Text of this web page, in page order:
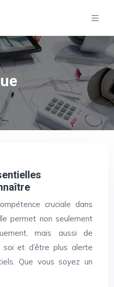
cruciale dans
permet non seulement
mais aussi de
et d’être plus alerte
Que vous soyez un